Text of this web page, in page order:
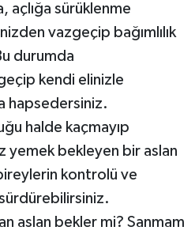
açlığa sürüklenme
vazgeçip bağımlılık
durumda
kendi elinizle
hapsedersiniz.
halde kaçmayıp
yemek bekleyen bir aslan
kontrolü ve
aslan bekler mi? Sanmam